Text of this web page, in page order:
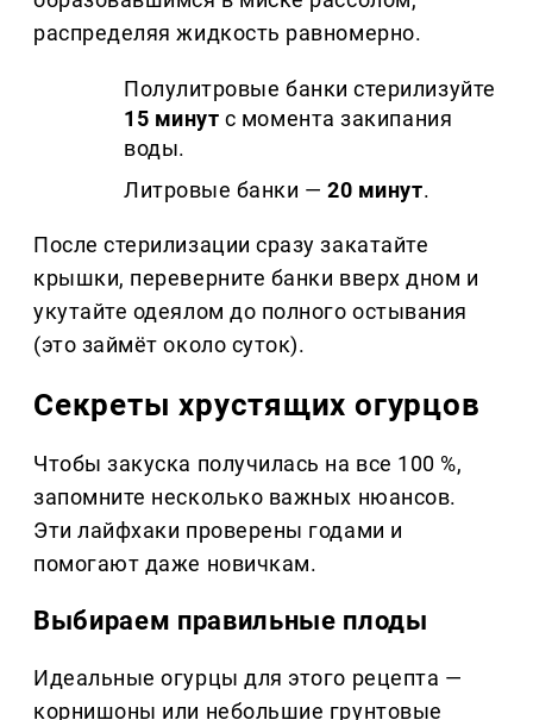
распределяя жидкость равномерно.
Полулитровые банки стерилизуйте
15 минут с момента закипания
воды.
Литровые банки —20 минут.
После стерилизации сразу закатайте
крышки, переверните банки вверх дном и
укутайте одеялом до полного остывания
(это займёт около суток).
Секреты хрустящих огурцов
Чтобы закуска получилась на все 100 %,
запомните несколько важных нюансов.
Эти лайфхаки проверены годами и
помогают даже новичкам.
Выбираем правильные плоды
Идеальные огурцы для этого рецепта —
корнишоны или небольшие грунтовые